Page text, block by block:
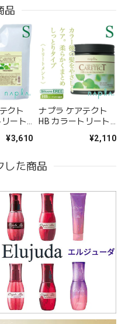
品
クト
ート
¥3,610
ナプラ ケアテクト
HB カラートリート
¥2,110
した商品